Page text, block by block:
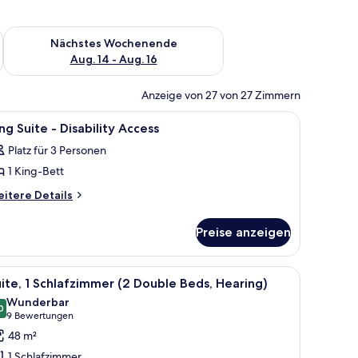
Aug. 7 - Aug. 9.
Nächstes Wochenende
Aug. 14 - Aug. 16
Überprüfe die Verfügbarkeit für nächstes Wochenende, Aug.
Anzeige von 27 von 27 Zimmern
Fernseher und einem Bett. Ein Hotelzimmer mit Sofa, Sessel, Hocker,
3 Suite - Disability Access
Platz für 3 Personen
1 King-Bett
Details
Preise anzeigen
großen Fenster und Stadtblick sowie einem modernen Design.
Ein modernes Wohnzimmer mit einer
5 1 Schlafzimmer (2 Double Beds, Hearing)
von 10
Wunderbar
9 Bewertungen
(9
Bewertungen)
48 m²